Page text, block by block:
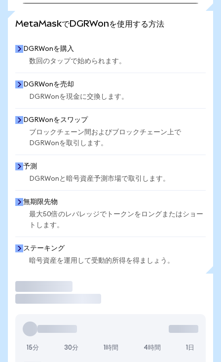
MetaMaskでDGRWonを使用する方法
DGRWonを購入
数回のタップで始められます。
DGRWonを売却
DGRWonを現金に交換します。
DGRWonをスワップ
ブロックチェーン間およびブロックチェーン上で
DGRWonを取引します。
予測
DGRWonと暗号資産予測市場で取引します。
無期限先物
最大50倍のレバレッジでトークンをロングまたはショー
トします。
ステーキング
暗号資産を運用して受動的所得を得ましょう。
15分 30分 1時間 4時間 1日